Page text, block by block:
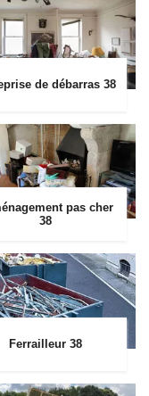
de débarras 38
pas cher
38
Ferrailleur 38